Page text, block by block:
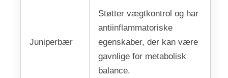
Juniperbær
Støtter vægtkontrol og har
antiinflammatoriske
egenskaber, der kan være
gavnlige for metabolisk
balance.